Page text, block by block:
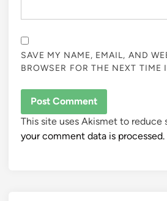
SAVE MY NAME, EMAIL, AND
BROWSER FOR THE NEXT TIME
This site uses Akismet to reduce
your comment data is processed.